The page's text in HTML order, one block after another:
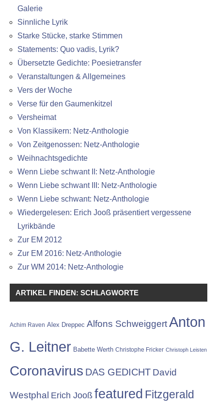
Galerie
Sinnliche Lyrik
Starke Stücke, starke Stimmen
Statements: Quo vadis, Lyrik?
Übersetzte Gedichte: Poesietransfer
Veranstaltungen & Allgemeines
Vers der Woche
Verse für den Gaumenkitzel
Versheimat
Von Klassikern: Netz-Anthologie
Von Zeitgenossen: Netz-Anthologie
Weihnachtsgedichte
Wenn Liebe schwant II: Netz-Anthologie
Wenn Liebe schwant III: Netz-Anthologie
Wenn Liebe schwant: Netz-Anthologie
Wiedergelesen: Erich Jooß präsentiert vergessene
Lyrikbände
Zur EM 2012
Zur EM 2016: Netz-Anthologie
Zur WM 2014: Netz-Anthologie
ARTIKEL FINDEN: SCHLAGWORTE
Achim Raven Alex Dreppec Alfons SchweiggertAnton
G. Leitner Babette Werth Christophe Fricker Christoph Leisten
Coronavirus DAS GEDICHT David
Westphal Erich Jooß featured Fitzgerald